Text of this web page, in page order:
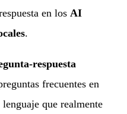
en los AI
.
respuesta
frecuentes en
que realmente